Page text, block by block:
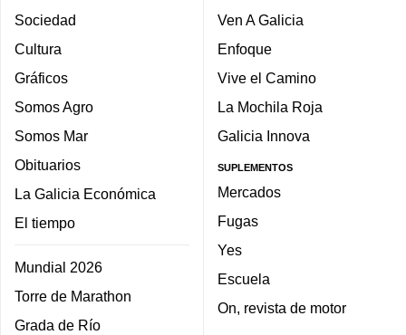
Sociedad
Cultura
Gráficos
Somos Agro
Somos Mar
Obituarios
La Galicia Económica
El tiempo
Mundial 2026
Torre de Marathon
Grada de Río
Ven A Galicia
Enfoque
Vive el Camino
La Mochila Roja
Galicia Innova
SUPLEMENTOS
Mercados
Fugas
Yes
Escuela
On, revista de motor